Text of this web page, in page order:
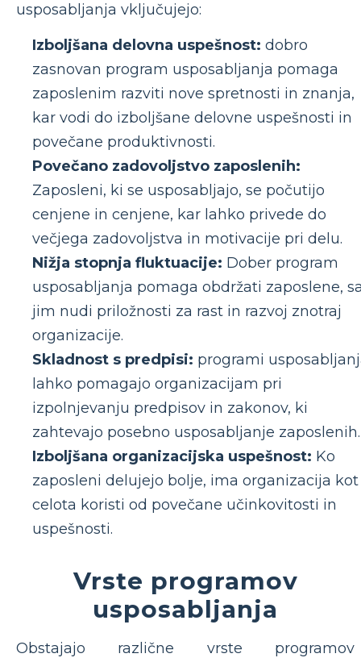
usposabljanja vključujejo:
Izboljšana delovna uspešnost: dobro
zasnovan program usposabljanja pomaga
zaposlenim razviti nove spretnosti in znanja,
kar vodi do izboljšane delovne uspešnosti in
povečane produktivnosti.
Povečano zadovoljstvo zaposlenih:
Zaposleni, ki se usposabljajo, se počutijo
cenjene in cenjene, kar lahko privede do
večjega zadovoljstva in motivacije pri delu.
Nižja stopnja fluktuacije: Dober program
usposabljanja pomaga obdržati zaposlene,
jim nudi priložnosti za rast in razvoj znotraj
organizacije.
Skladnost s predpisi: programi
lahko pomagajo organizacijam pri
izpolnjevanju predpisov in zakonov, ki
zahtevajo posebno usposabljanje zaposlenih.
Izboljšana organizacijska uspešnost: Ko
zaposleni delujejo bolje, ima organizacija kot
celota koristi od povečane učinkovitosti in
uspešnosti.
Vrste programov
usposabljanja
Obstajajo različne vrste programov